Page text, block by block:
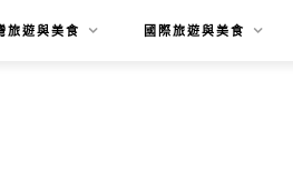
旅遊與美食 國際旅遊與美食